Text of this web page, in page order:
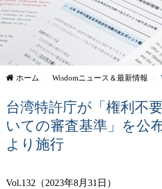
ホーム Wisdomニュース＆最新情報
台湾特許庁が「権利不
いての審査基準」を公
より施行
Vol.132（2023年8月31日）